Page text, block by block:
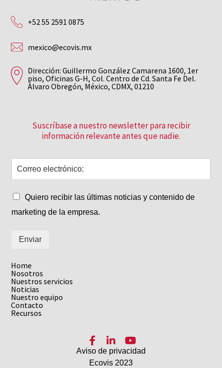
+52 55 2591 0875
mexico@ecovis.mx
Dirección: Guillermo González Camarena 1600, 1er
piso, Oficinas G-H, Col. Centro de Cd. Santa Fe Del.
Álvaro Obregón, México, CDMX, 01210
Suscríbase a nuestro newsletter para recibir
información relevante antes que nadie.
Quiero recibir las últimas noticias y contenido de
marketing de la empresa.
Enviar
Home
Nosotros
Nuestros servicios
Noticias
Nuestro equipo
Contacto
Recursos
Facebook
LinkedInYouTube
Aviso de privacidad
Ecovis 2023